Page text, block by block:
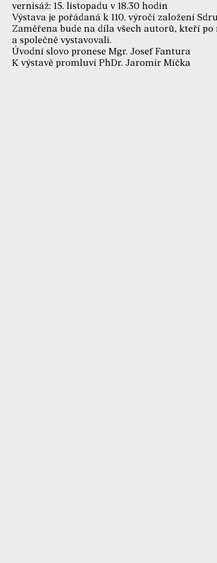
vernisáž: 15. listopadu v 18.30 hodin
Výstava je pořádaná k 110. výročí založení
Zaměřena bude na díla všech autorů, kteří po
a společně vystavovali.
Úvodní slovo pronese Mgr. Josef Fantura
K výstavě promluví PhDr. Jaromír Míčka